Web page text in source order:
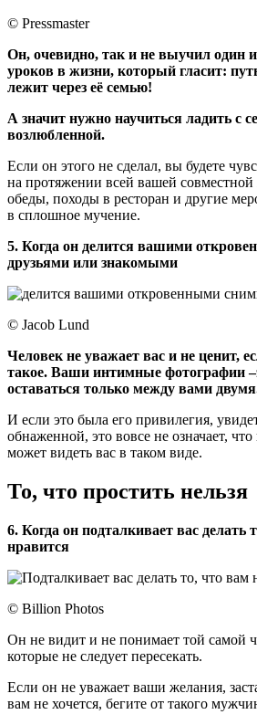
© Pressmaster
Он, очевидно, так и не выучил один
уроков в жизни, который гласит:
лежит через её семью!
А значит нужно научиться ладить с
возлюбленной.
Если он этого не сделал, вы будете
на протяжении всей вашей
обеды, походы в ресторан и другие
в сплошное мучение.
5. Когда он делится вашими
друзьями или знакомыми
© Jacob Lund
Человек не уважает вас и не ценит,
такое. Ваши интимные фотографии
оставаться только между вами
И если это была его привилегия,
обнаженной, это вовсе не означает,
может видеть вас в таком виде.
То, что простить нельзя
6. Когда он подталкивает вас делать
нравится
© Billion Photos
Он не видит и не понимает той самой
которые не следует пересекать.
Если он не уважает ваши желания,
вам не хочется, бегите от такого